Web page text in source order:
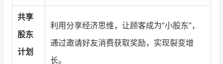
共享
股东
计划
利用分享经济思维，让顾客成为“小股东”，
通过邀请好友消费获取奖励，实现裂变增
长。